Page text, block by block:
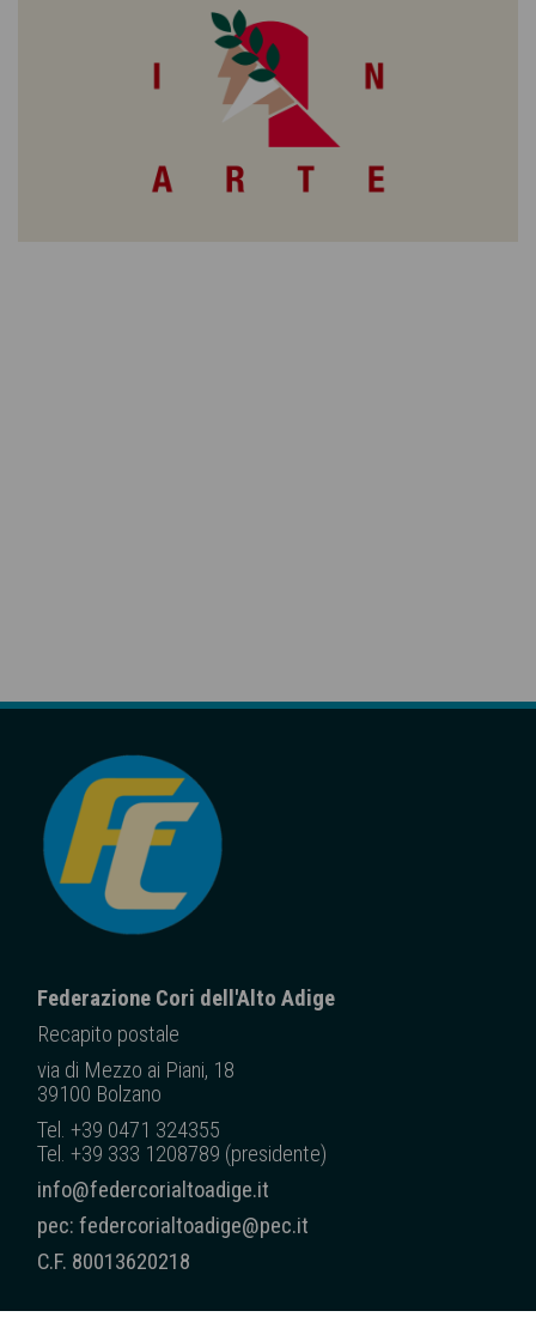
Federazione Cori dell'Alto Adige
Recapito postale
via di Mezzo ai Piani, 18
39100 Bolzano
Tel. +39 0471 324355
Tel. +39 333 1208789 (presidente)
info@federcorialtoadige.it
pec: federcorialtoadige@pec.it
C.F. 80013620218